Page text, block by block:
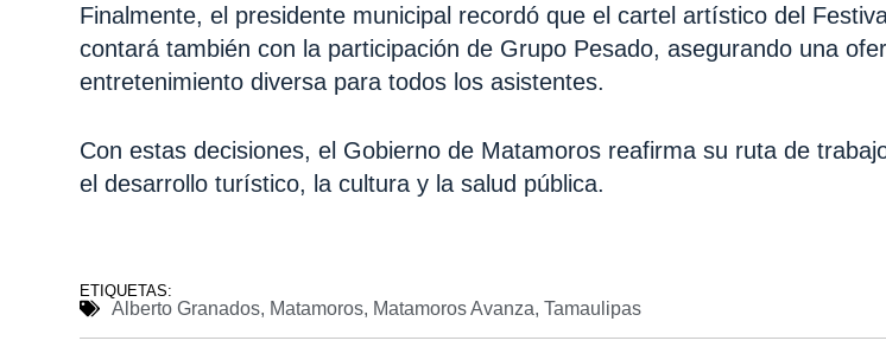
Finalmente, el presidente municipal recordó que el cartel artístico del
contará también con la participación de Grupo Pesado, asegurando una
entretenimiento diversa para todos los asistentes.
Con estas decisiones, el Gobierno de Matamoros reafirma su ruta de
el desarrollo turístico, la cultura y la salud pública.
ETIQUETAS:
Alberto Granados, Matamoros, Matamoros Avanza,Tamaulipas